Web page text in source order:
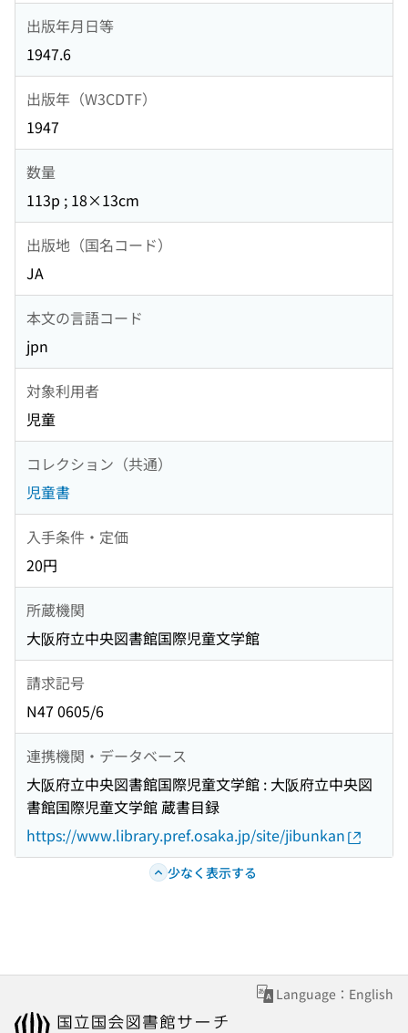
出版年月日等
1947.6
出版年（W3CDTF）
1947
数量
113p ; 18×13cm
出版地（国名コード）
JA
本文の言語コード
jpn
対象利用者
児童
コレクション（共通）
児童書
入手条件・定価
20円
所蔵機関
大阪府立中央図書館国際児童文学館
請求記号
N47 0605/6
連携機関・データベース
大阪府立中央図書館国際児童文学館 : 大阪府立中央図
書館国際児童文学館 蔵書目録
https://www.library.pref.osaka.jp/site/jibunkan
少なく表示する
Language：English